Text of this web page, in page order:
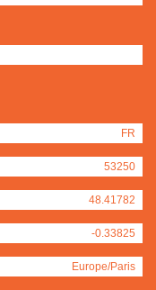
FR
53250
48.41782
-0.33825
Europe/Paris